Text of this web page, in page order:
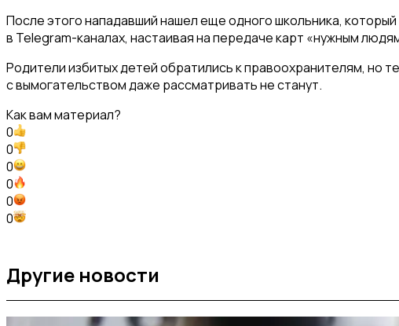
После этого нападавший нашел еще одного школьника,
в Telegram-каналах, настаивая на передаче карт «нужным
Родители избитых детей обратились к правоохранителям, но
с вымогательством даже рассматривать не станут.
Как вам материал?
0
0
0
0
0
0
Другие новости